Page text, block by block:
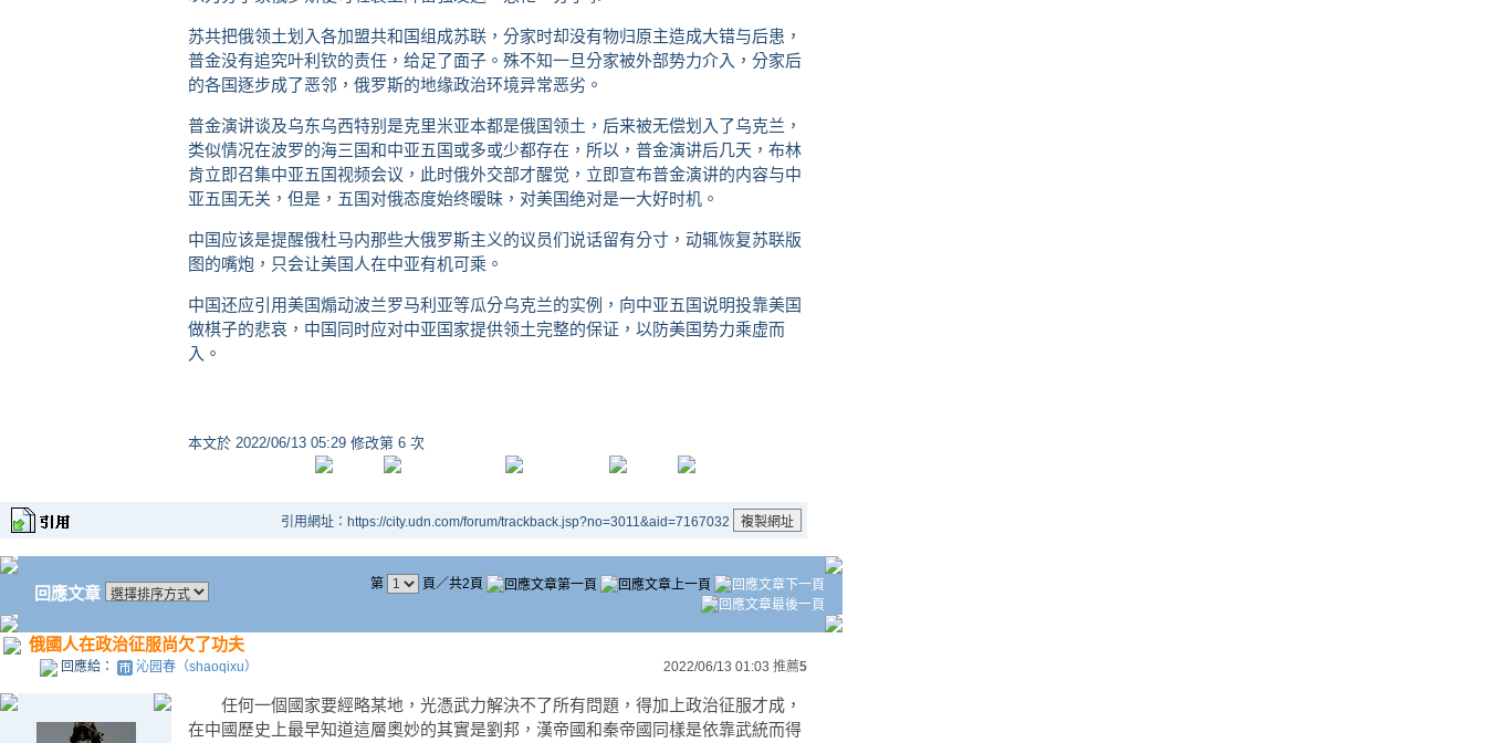
苏共把俄领土划入各加盟共和国组成苏联，分家时却没有物归原主造成大错与后患，
普金没有追究叶利钦的责任，给足了面子。殊不知一旦分家被外部势力介入，分家后
的各国逐步成了恶邻，俄罗斯的地缘政治环境异常恶劣。
普金演讲谈及乌东乌西特别是克里米亚本都是俄国领土，后来被无偿划入了乌克兰，
类似情况在波罗的海三国和中亚五国或多或少都存在，所以，普金演讲后几天，布林
肯立即召集中亚五国视频会议，此时俄外交部才醒觉，立即宣布普金演讲的内容与中
亚五国无关，但是，五国对俄态度始终暧昧，对美国绝对是一大好时机。
中国应该是提醒俄杜马内那些大俄罗斯主义的议员们说话留有分寸，动辄恢复苏联版
图的嘴炮，只会让美国人在中亚有机可乘。
中国还应引用美国煽动波兰罗马利亚等瓜分乌克兰的实例，向中亚五国说明投靠美国
做棋子的悲哀，中国同时应对中亚国家提供领土完整的保证，以防美国势力乘虚而
入。
本文於 2022/06/13 05:29 修改第 6 次
引用網址：https://city.udn.com/forum/trackback.jsp?no=3011&aid=7167032
回應文章 第 頁／共2頁
俄國人在政治征服尚欠了功夫
回應給： 沁园春（shaoqixu） 2022/06/13 01:03 推薦5
任何一個國家要經略某地，光憑武力解決不了所有問題，得加上政治征服才成，
在中國歷史上最早知道這層奧妙的其實是劉邦，漢帝國和秦帝國同樣是依靠武統而得